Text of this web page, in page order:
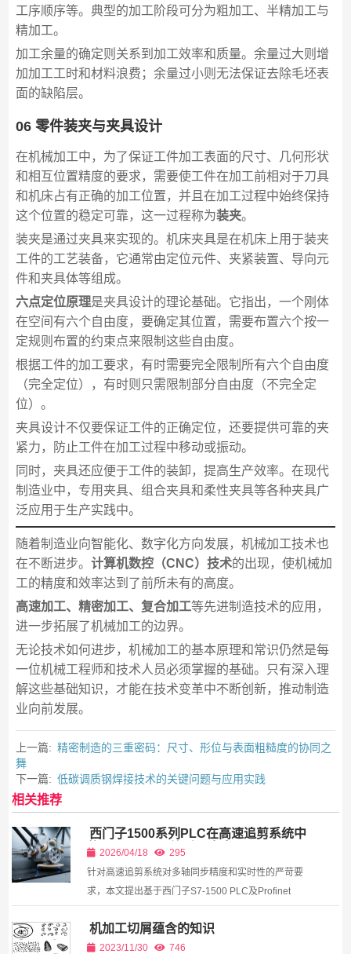
工序顺序等。典型的加工阶段可分为粗加工、半精加工与
精加工。
加工余量的确定则关系到加工效率和质量。余量过大则增
加加工工时和材料浪费；余量过小则无法保证去除毛坯表
面的缺陷层。
06 零件装夹与夹具设计
在机械加工中，为了保证工件加工表面的尺寸、几何形状
和相互位置精度的要求，需要使工件在加工前相对于刀具
和机床占有正确的加工位置，并且在加工过程中始终保持
这个位置的稳定可靠，这一过程称为装夹。
装夹是通过夹具来实现的。机床夹具是在机床上用于装夹
工件的工艺装备，它通常由定位元件、夹紧装置、导向元
件和夹具体等组成。
六点定位原理是夹具设计的理论基础。它指出，一个刚体
在空间有六个自由度，要确定其位置，需要布置六个按一
定规则布置的约束点来限制这些自由度。
根据工件的加工要求，有时需要完全限制所有六个自由度
（完全定位），有时则只需限制部分自由度（不完全定
位）。
夹具设计不仅要保证工件的正确定位，还要提供可靠的夹
紧力，防止工件在加工过程中移动或振动。
同时，夹具还应便于工件的装卸，提高生产效率。在现代
制造业中，专用夹具、组合夹具和柔性夹具等各种夹具广
泛应用于生产实践中。
随着制造业向智能化、数字化方向发展，机械加工技术也
在不断进步。 计算机数控（CNC）技术的出现，使机械加
工的精度和效率达到了前所未有的高度。
高速加工、精密加工、复合加工等先进制造技术的应用，
进一步拓展了机械加工的边界。
无论技术如何进步，机械加工的基本原理和常识仍然是每
一位机械工程师和技术人员必须掌握的基础。只有深入理
解这些基础知识，才能在技术变革中不断创新，推动制造
业向前发展。
上一篇: 精密制造的三重密码：尺寸、形位与表面粗糙度的协同之
舞
下一篇: 低碳调质钢焊接技术的关键问题与应用实践​
相关推荐
西门子1500系列PLC在高速追剪系统中
的Profinet IRT等时同步应用
2026/04/18
295
针对高速追剪系统对多轴同步精度和实时性的严苛要
求，本文提出基于西门子S7-1500 PLC及Profinet
IRT（等时实时）通讯的解决方案。系统集成伺服驱动
器（S120）、编码器及HMI，利用MC_Power、
MC_MoveRelative等运...
机加工切屑蕴含的知识
2023/11/30
746